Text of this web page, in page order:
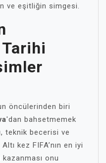
ve eşitliğin simgesi.
öncülerinden biri
'dan bahsetmemek
teknik becerisi ve
kez FIFA’nın en iyi
onu